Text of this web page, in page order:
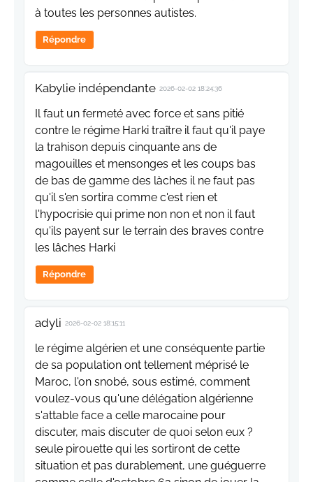
à toutes les personnes autistes.
Répondre
Kabylie indépendante 2026-02-02 18:24:36
Il faut un fermeté avec force et sans pitié
contre le régime Harki traître il faut qu'il paye
la trahison depuis cinquante ans de
magouilles et mensonges et les coups bas
de bas de gamme des làches il ne faut pas
qu'il s'en sortira comme c'est rien et
l'hypocrisie qui prime non non et non il faut
qu'ils payent sur le terrain des braves contre
les lâches Harki
Répondre
adyli 2026-02-02 18:15:11
le régime algérien et une conséquente partie
de sa population ont tellement méprisé le
Maroc, l'on snobé, sous estimé, comment
voulez-vous qu'une délégation algérienne
s'attable face a celle marocaine pour
discuter, mais discuter de quoi selon eux ?
seule pirouette qui les sortiront de cette
situation et pas durablement, une guéguerre